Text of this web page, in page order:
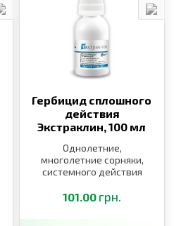
Гербицид сплошного
действия
Экстраклин,100 мл
Однолетние,
многолетние сорняки,
системного действия
101.00 грн.